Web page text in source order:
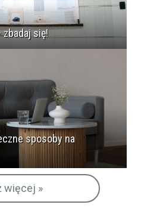
zbadaj się!
sposoby na
więcej »